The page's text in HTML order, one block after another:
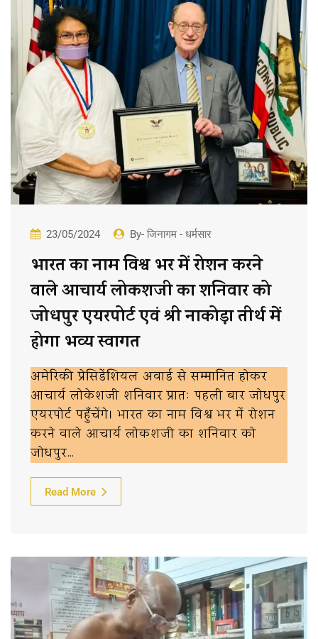
23/05/2024 By- जिनागम - धर्मसार
भारत का नाम विश्व भर में रोशन करने
वाले आचार्य लोकशजी का शनिवार को
जोधपुर एयरपोर्ट एवं श्री नाकोड़ा तीर्थ में
होगा भव्य स्वागत
अमेरिकी प्रेसिडेंशियल अवार्ड से सम्मानित होकर
आचार्य लोकेशजी शनिवार प्रात: पहली बार जोधपुर
एयरपोर्ट पहुँचेंगे। भारत का नाम विश्व भर में रोशन
करने वाले आचार्य लोकशजी का शनिवार को
जोधपुर…
Read More